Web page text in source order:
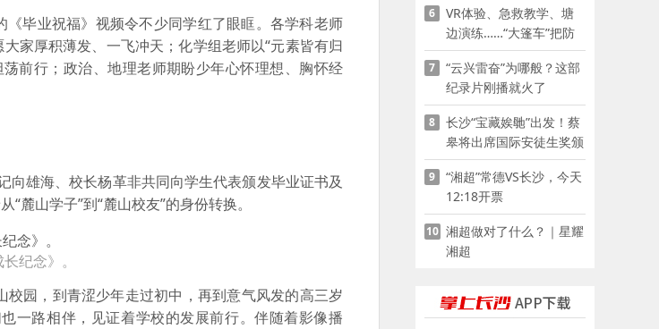
毕业祝福》视频令不少同学红了眼眶。各学科老师
家厚积薄发、一飞冲天；化学组老师以“元素皆有归
前行；政治、地理老师期盼少年心怀理想、胸怀经
雄海、校长杨革非共同向学生代表颁发毕业证书及
麓山学子”到“麓山校友”的身份转换。
纪念》。
园，到青涩少年走过初中，再到意气风发的高三岁
一路相伴，见证着学校的发展前行。伴随着影像播
6
VR体验、急救教学、塘
边演练……“大篷车”把防
溺水课堂搬到乡村青少年
家门口
7
“云兴雷奋”为哪般？这部
纪录片刚播就火了
8
长沙“宝藏娭毑”出发！蔡
皋将出席国际安徒生奖颁
奖典礼并领奖
9
“湘超”常德VS长沙，今天
12:18开票
10 湘超做对了什么？｜星耀
湘超